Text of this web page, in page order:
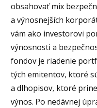
obsahovať mix
a výnosnejších
vám ako investorovi
výnosnosti a
fondov je riadenie
tých emitentov, ktoré
a dlhopisov, ktoré
výnos. Po nedávnej